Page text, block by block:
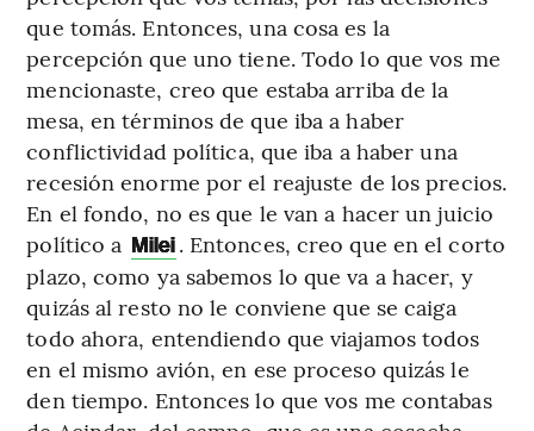
que tomás. Entonces, una cosa es la
percepción que uno tiene. Todo lo que vos me
mencionaste, creo que estaba arriba de la
mesa, en términos de que iba a haber
conflictividad política, que iba a haber una
recesión enorme por el reajuste de los precios.
En el fondo, no es que le van a hacer un juicio
político a Milei. Entonces, creo que en el corto
plazo, como ya sabemos lo que va a hacer, y
quizás al resto no le conviene que se caiga
todo ahora, entendiendo que viajamos todos
en el mismo avión, en ese proceso quizás le
den tiempo. Entonces lo que vos me contabas